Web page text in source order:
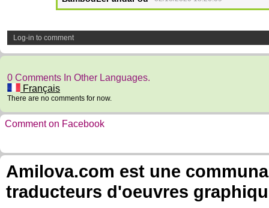
Log-in to comment
0 Comments In Other Languages.
Français
There are no comments for now.
Comment on Facebook
Amilova.com est une
traducteurs d'oeuvres